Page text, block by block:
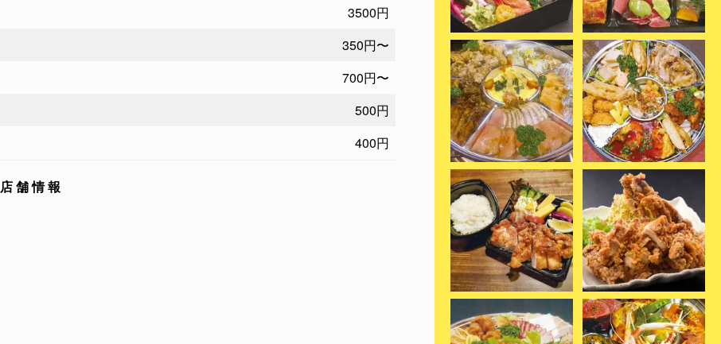
3500円
350円〜
700円〜
500円
400円
店 舗 情 報